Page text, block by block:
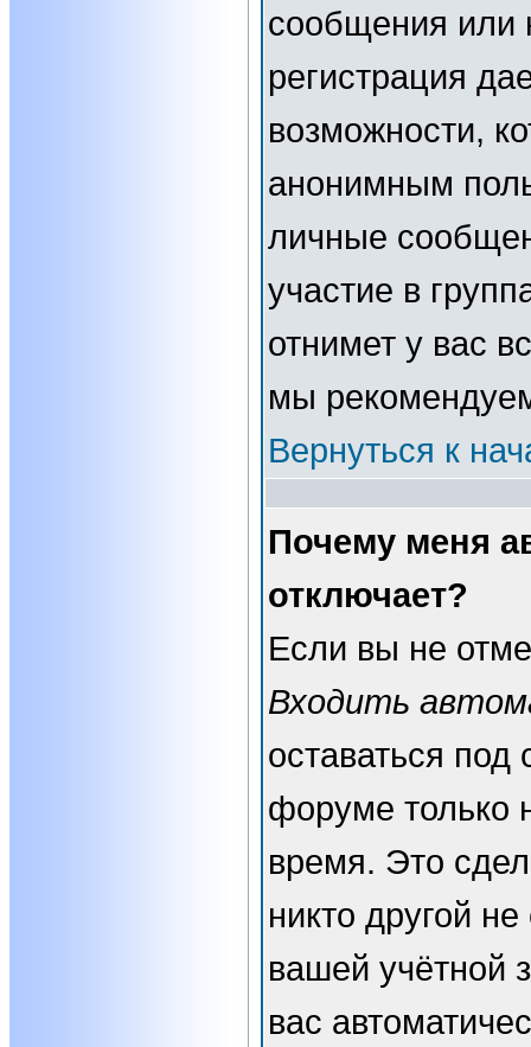
сообщения или
регистрация
возможности,
анонимным
личные
участие в
отнимет у вас
мы
Вернуться к
Почему меня
отключает?
Если вы не
Входить
оставаться
форуме только
время. Это
никто другой
вашей учётной
вас